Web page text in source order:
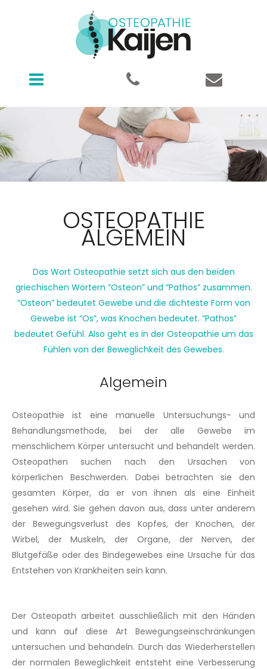
Osteopathie Kaijen
OSTEOPATHIE
ALGEMEIN
Das Wort Osteopathie setzt sich aus den beiden
griechischen Wörtern “Osteon” und “Pathos” zusammen.
“Osteon” bedeutet Gewebe und die dichteste Form von
Gewebe ist “Os”, was Knochen bedeutet. “Pathos”
bedeutet Gefühl. Also geht es in der Osteopathie um das
Fühlen von der Beweglichkeit des Gewebes.
Algemein
Osteopathie ist eine manuelle Untersuchungs- und
Behandlungsmethode, bei der alle Gewebe im
menschlichem Körper untersucht und behandelt werden.
Osteopathen suchen nach den Ursachen von
körperlichen Beschwerden. Dabei betrachten sie den
gesamten Körper, da er von ihnen als eine Einheit
gesehen wird. Sie gehen davon aus, dass unter anderem
der Bewegungsverlust des Kopfes, der Knochen, der
Wirbel, der Muskeln, der Organe, der Nerven, der
Blutgefäße oder des Bindegewebes eine Ursache für das
Entstehen von Krankheiten sein kann.
Der Osteopath arbeitet ausschließlich mit den Händen
und kann auf diese Art Bewegungseinschränkungen
untersuchen und behandeln. Durch das Wiederherstellen
der normalen Beweglichkeit entsteht eine Verbesserung